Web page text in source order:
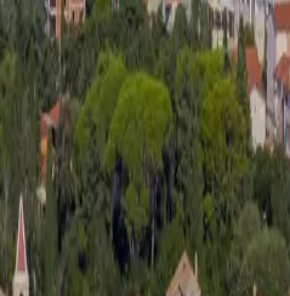
mit